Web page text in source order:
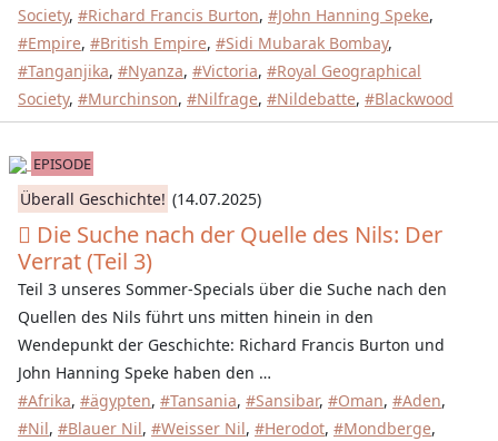
Society, #Richard Francis Burton, #John Hanning Speke,
#Empire, #British Empire, #Sidi Mubarak Bombay,
#Tanganjika, #Nyanza, #Victoria, #Royal Geographical
Society, #Murchinson, #Nilfrage, #Nildebatte, #Blackwood
EPISODE
Überall Geschichte! (14.07.2025)
Die Suche nach der Quelle des Nils: Der
Verrat (Teil 3)
Teil 3 unseres Sommer-Specials über die Suche nach den
Quellen des Nils führt uns mitten hinein in den
Wendepunkt der Geschichte: Richard Francis Burton und
John Hanning Speke haben den …
#Afrika, #ägypten, #Tansania, #Sansibar, #Oman, #Aden,
#Nil, #Blauer Nil, #Weisser Nil, #Herodot, #Mondberge,